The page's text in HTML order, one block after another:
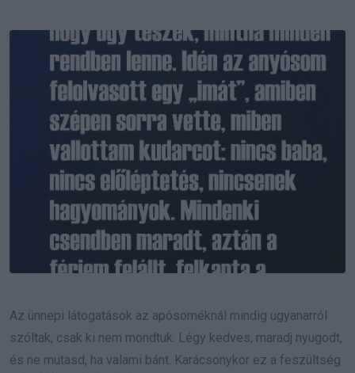
Email
Az ünnepi látogatások az apósoméknál mindig ugyanarról
szóltak, csak ki nem mondtuk. Légy kedves, maradj nyugodt,
és ne mutasd, ha valami bánt. Karácsonykor ez a feszültség